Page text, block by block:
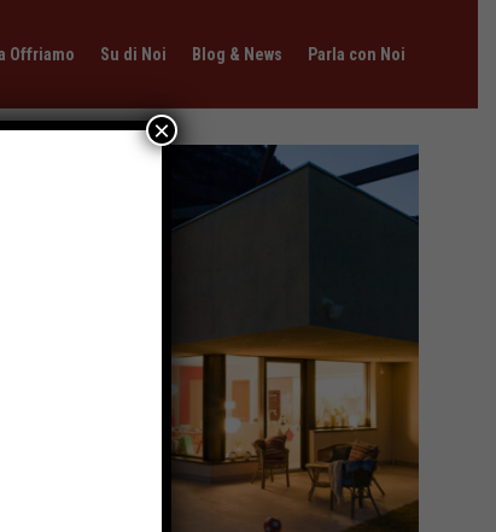
Offriamo Su di Noi Blog & News Parla con Noi
×